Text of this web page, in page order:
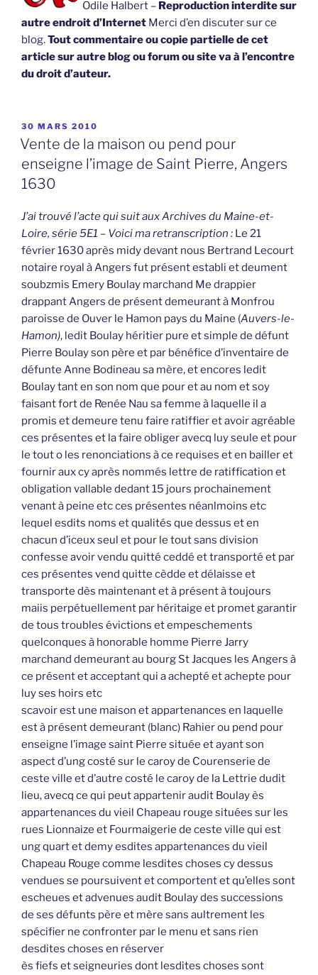
Odile Halbert – Reproduction interdite sur
autre endroit d’Internet Merci d’en discuter sur ce
blog.Tout commentaire ou copie partielle de cet
article sur autre blog ou forum ou site va à l’encontre
du droit d’auteur.
PUBLIÉ
LE
30 MARS 2010
Vente de la maison ou pend pour
enseigne l’image de Saint Pierre, Angers
1630
J’ai trouvé l’acte qui suit aux Archives du Maine-et-
Loire, série 5E1 – Voici ma retranscription : Le 21
février 1630 après midy devant nous Bertrand Lecourt
notaire royal à Angers fut présent establi et deument
soubzmis Emery Boulay marchand Me drappier
drappant Angers de présent demeurant à Monfrou
paroisse de Ouver le Hamon pays du Maine (Auvers-le-
Hamon), ledit Boulay héritier pure et simple de défunt
Pierre Boulay son père et par bénéfice d’inventaire de
défunte Anne Bodineau sa mère, et encores ledit
Boulay tant en son nom que pour et au nom et soy
faisant fort de Renée Nau sa femme à laquelle il a
promis et demeure tenu faire ratiffier et avoir agréable
ces présentes et la faire obliger avecq luy seule et pour
le tout o les renonciations à ce requises et en bailler et
fournir aux cy après nommés lettre de ratiffication et
obligation vallable dedant 15 jours prochainement
venant à peine etc ces présentes néanlmoins etc
lequel esdits noms et qualités que dessus et en
chacun d’iceux seul et pour le tout sans division
confesse avoir vendu quitté ceddé et transporté et par
ces présentes vend quitte cèdde et délaisse et
transporte dès maintenant et à présent à toujours
maiis perpétuellement par héritaige et promet garantir
de tous troubles évictions et empeschements
quelconques à honorable homme Pierre Jarry
marchand demeurant au bourg St Jacques les Angers à
ce présent et acceptant qui a achepté et achepte pour
luy ses hoirs etc
scavoir est une maison et appartenances en laquelle
est à présent demeurant (blanc) Rahier ou pend pour
enseigne l’image saint Pierre située et ayant son
aspect d’ung costé sur le caroy de Courenserie de
ceste ville et d’autre costé le caroy de la Lettrie dudit
lieu, avecq ce qui peut appartenir audit Boulay ès
appartenances du vieil Chapeau rouge situées sur les
rues Lionnaize et Fourmaigerie de ceste ville qui est
ung quart et demy esdites appartenances du vieil
Chapeau Rouge comme lesdites choses cy dessus
vendues se poursuivent et comportent et qu’elles sont
escheues et advenues audit Boulay des successions
de ses défunts père et mère sans aultrement les
spécifier ne confronter par le menu et sans rien
desdites choses en réserver
ès fiefs et seigneuries dont lesdites choses sont